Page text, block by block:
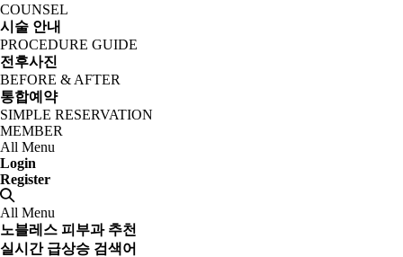
COUNSEL
시술 안내
PROCEDURE GUIDE
전후사진
BEFORE & AFTER
통합예약
SIMPLE RESERVATION
MEMBER
All Menu
Login
Register
All Menu
노블레스 피부과 추천
실시간 급상승 검색어